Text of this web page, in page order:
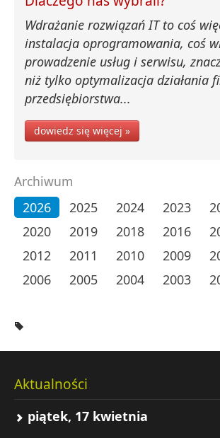
Wdrażanie rozwiązań IT to coś
instalacja oprogramowania, coś
prowadzenie usług i serwisu,
niż tylko optymalizacja działania
przedsiębiorstwa...
dowiedz się więcej »
Archiwum
2026
2025 2024 2023
2020
2019 2018 2016
2012
2011 2010 2009
2006
2005 2004 2003
Aktualności
piątek, 17 kwietnia